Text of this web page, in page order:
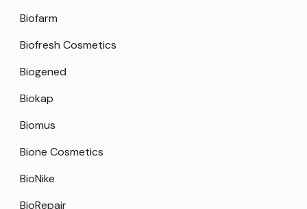
Biofarm
Biofresh Cosmetics
Biogened
Biokap
Biomus
Bione Cosmetics
BioNike
BioRepair